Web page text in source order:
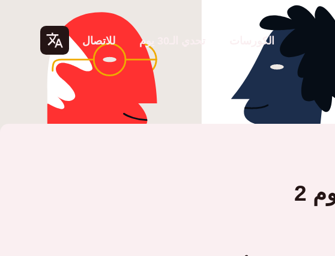
Lang
الكورسات للاتصال